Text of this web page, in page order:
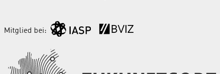
Mitglied bei: